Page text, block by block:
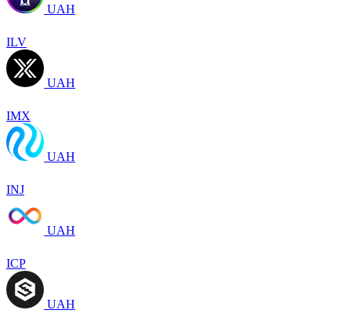
UAH
ILV
UAH
IMX
UAH
INJ
UAH
ICP
UAH